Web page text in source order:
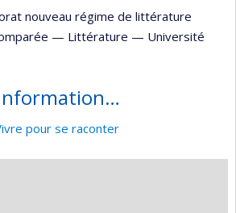
nouveau régime de littérature
— Littérature — Université
pour se raconter